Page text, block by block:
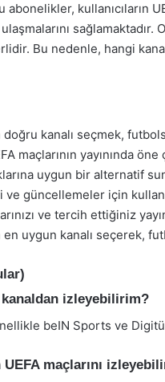
kullanıcıların
sağlamaktadır.
Bu nedenle, hangi
doğru kanalı seçmek,
maçlarının yayınında
uygun bir alternatif
ve güncellemeler için
ve tercih ettiğiniz
en uygun kanalı seçerek,
kanaldan izleyebilirim?
beIN Sports ve
maçlarını